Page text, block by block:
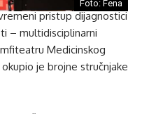
Foto: Fena
pristup dijagnostici
– multidisciplinarni
Medicinskog
je brojne stručnjake